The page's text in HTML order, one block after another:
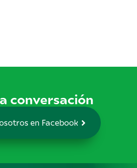
conversación
en Facebook